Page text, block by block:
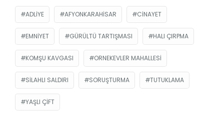
ADLIYE AFYONKARAHISAR CINAYET
EMNIYET GÜRÜLTÜ TARTIŞMASI HALI ÇIRPMA
KOMŞU KAVGASI ORNEKEVLER MAHALLESI
SILAHLI SALDIRI SORUŞTURMA TUTUKLAMA
YAŞLI ÇIFT